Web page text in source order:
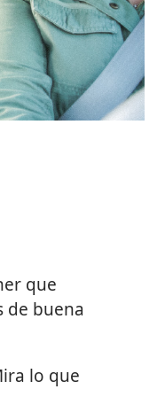
que
de buena
lo que